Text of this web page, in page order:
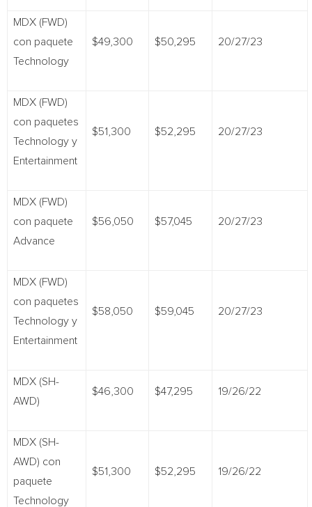
MDX (FWD)
con paquete
Technology
$49,300 $50,295 20/27/23
MDX (FWD)
con paquetes
Technology y
Entertainment
$51,300 $52,295 20/27/23
MDX (FWD)
con paquete
Advance
$56,050 $57,045 20/27/23
MDX (FWD)
con paquetes
Technology y
Entertainment
$58,050 $59,045 20/27/23
MDX (SH-
AWD)
$46,300 $47,295 19/26/22
MDX (SH-
AWD) con
paquete
Technology
$51,300 $52,295 19/26/22